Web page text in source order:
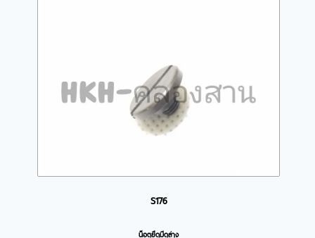
S176
น็อตยึดมีดล่าง